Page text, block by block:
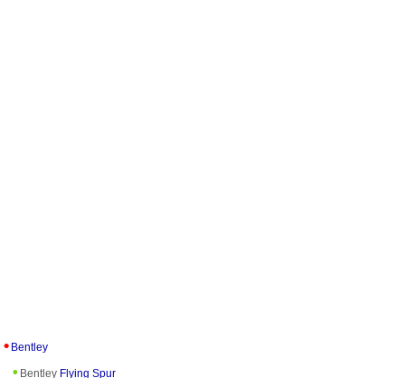
Bentley
Bentley Flying Spur